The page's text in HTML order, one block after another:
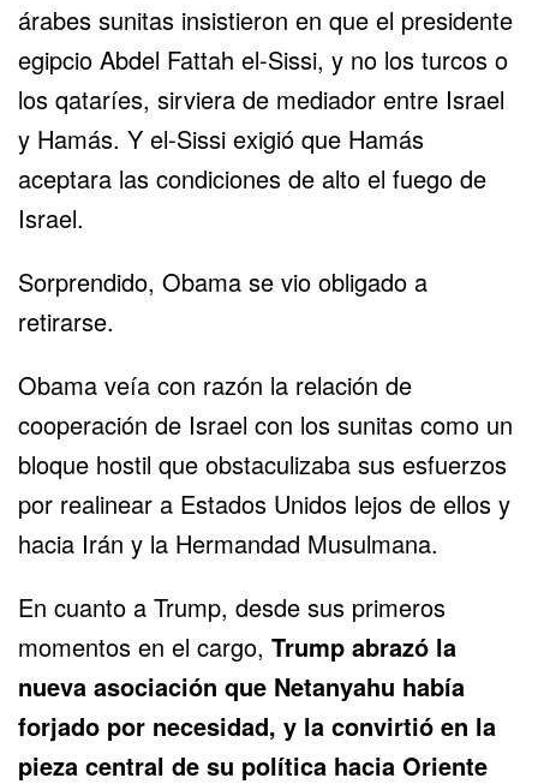
árabes sunitas insistieron en que el presidente
egipcio Abdel Fattah el-Sissi, y no los turcos o
los qataríes, sirviera de mediador entre Israel
y Hamás. Y el-Sissi exigió que Hamás
aceptara las condiciones de alto el fuego de
Israel.
Sorprendido, Obama se vio obligado a
retirarse.
Obama veía con razón la relación de
cooperación de Israel con los sunitas como un
bloque hostil que obstaculizaba sus esfuerzos
por realinear a Estados Unidos lejos de ellos y
hacia Irán y la Hermandad Musulmana.
En cuanto a Trump, desde sus primeros
momentos en el cargo, Trump abrazó la
nueva asociación que Netanyahu había
forjado por necesidad, y la convirtió en la
pieza central de su política hacia Oriente